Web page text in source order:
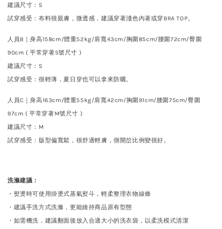
建議尺寸 ： S
試穿感受：布料很親膚，微透感，建議穿著淺色內著或穿BRA TOP。
人員B｜身高158cm/體重52kg/肩寬43cm/胸圍85cm/腰圍72cm/臀圍
90cm ( 平常穿著S號尺寸 )
建議尺寸 ： S
試穿感受：很輕薄，夏日穿也可以拿來防曬。
人員C｜身高163cm/體重55kg/肩寬42cm/胸圍91cm/腰圍75cm/臀圍
97cm ( 平常穿著M號尺寸 )
建議尺寸 ： M
試穿感受：版型偏寬鬆，很舒適輕膚，側開岔比例變很好。
洗滌建議：
・熨燙時可使用掛燙式蒸氣熨斗，輕柔整理衣物線條
・建議手洗方式洗滌，更能維持商品原有型態
・如需機洗，建議翻面後放入合適大小的洗衣袋，以柔洗模式清潔